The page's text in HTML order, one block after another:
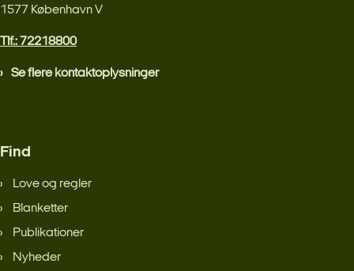
1577 København V
Tlf.: 72218800
Se flere kontaktoplysninger
Find
Love og regler
Blanketter
Publikationer
Nyheder